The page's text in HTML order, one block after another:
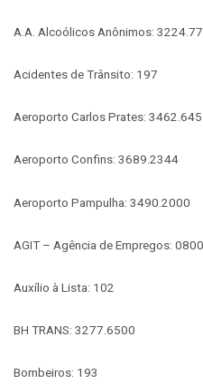
A.A. Alcoólicos Anônimos:
Acidentes de Trânsito: 197
Aeroporto Carlos Prates:
Aeroporto Confins: 3689.2344
Aeroporto Pampulha: 3490.2000
AGIT – Agência de Empregos:
Auxílio à Lista: 102
BH TRANS: 3277.6500
Bombeiros: 193